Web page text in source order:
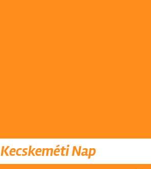
Kecskeméti Nap